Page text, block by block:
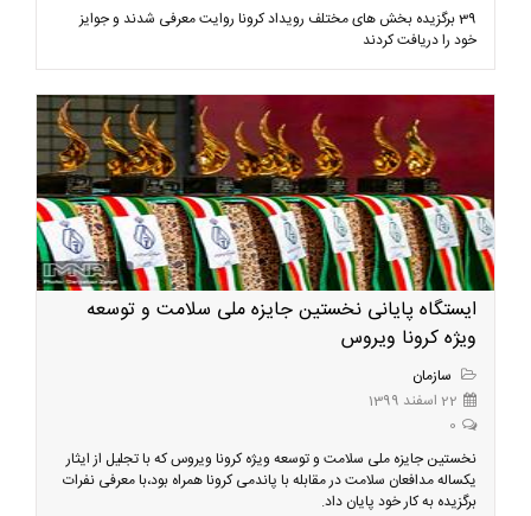
39 برگزیده بخش های مختلف رویداد کرونا روایت معرفی شدند و جوایز
خود را دریافت کردند
ایستگاه پایانی نخستین جایزه ملی سلامت و توسعه
ویژه کرونا ویروس
سازمان
22 اسفند 1399
0
نخستین جایزه ملی سلامت و توسعه ویژه کرونا ویروس که با تجلیل از ایثار
یکساله مدافعان سلامت در مقابله با پاندمی کرونا همراه بود،با معرفی نفرات
برگزیده به کار خود پایان داد.